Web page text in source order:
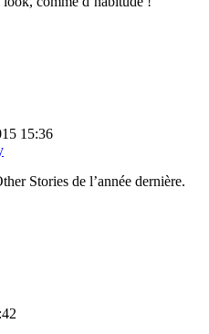
15:36
Stories de l’année dernière.